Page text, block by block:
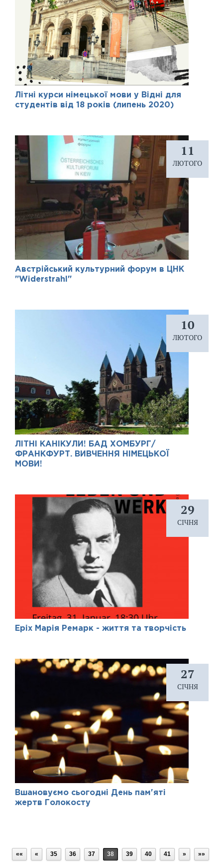
Літні курси німецької мови у Відні для
студентів від 18 років (липень 2020)
11
ЛЮТОГО
Австрійський культурний форум в ЦНК
"Widerstrahl"
10
ЛЮТОГО
ЛІТНІ КАНІКУЛИ! БАД ХОМБУРГ/
ФРАНКФУРТ. ВИВЧЕННЯ НІМЕЦЬКОЇ
МОВИ!
29
СІЧНЯ
Еріх Марія Ремарк - життя та творчість
27
СІЧНЯ
Вшановуємо сьогодні День пам'яті
жертв Голокосту
«« « 35 36 37 38 39 40 41 » »»